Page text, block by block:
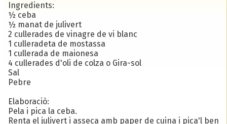
Ingredients:
½ ceba
½ manat de julivert
2 cullerades de vinagre de vi blanc
1 culleradeta de mostassa
1 cullerada de maionesa
4 cullerades d'oli de colza o Gira-sol
Sal
Pebre
Elaboraciò:
Pela i pica la ceba.
Renta el julivert i asseca amb paper de cuina i pica'l ben